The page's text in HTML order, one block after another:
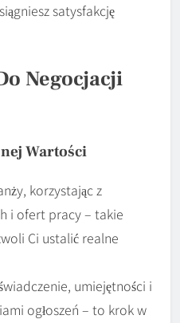
satysfakcję
Negocjacji
Wartości
korzystając z
i ofert pracy – takie
Ci ustalić realne
umiejętności i
ogłoszeń – to krok w